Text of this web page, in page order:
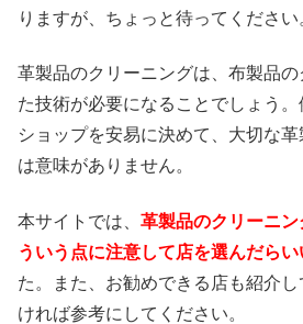
りますが、ちょっと待ってください
革製品のクリーニングは、布製品
た技術が必要になることでしょう
ショップを安易に決めて、大切な
は意味がありません。
本サイトでは、 革製品のクリーニ
ういう点に注意して店を選んだらい
た。また、お勧めできる店も紹介
ければ参考にしてください。